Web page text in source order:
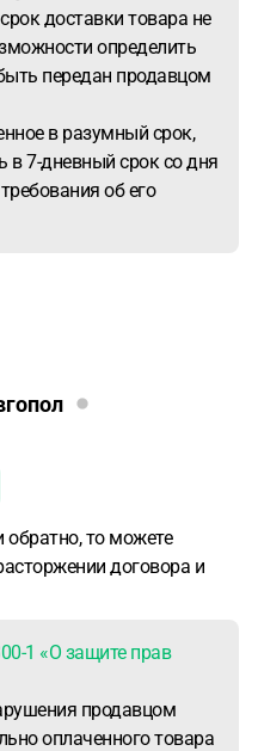
доставки товара не
определить
передан продавцом
в разумный срок,
в 7-дневный срок со дня
об его
обратно, то можете
договора и
1 «О защите прав
продавцом
оплаченного товара